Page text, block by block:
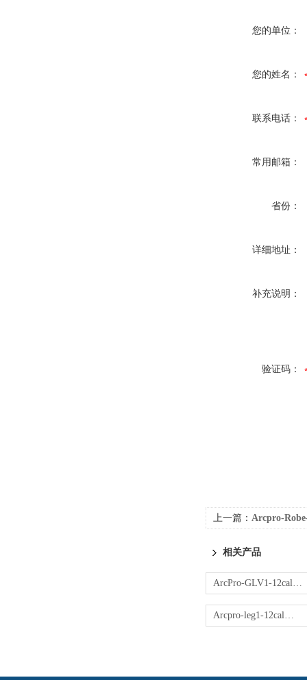
您的单位：
您的姓名：
联系电话：
常用邮箱：
省份：
详细地址：
补充说明：
验证码：
上一篇： Arcpro-Robe-
相关产品